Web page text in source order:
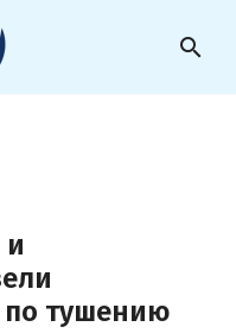
search
по тушению